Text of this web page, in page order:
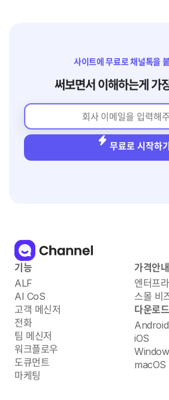
사이트에 무료로 채널톡을
써보면서 이해하는게 가
무료로 시작하기
기능
ALF
AI CoS
고객 메신저
전화
팀 메신저
워크플로우
도큐먼트
마케팅
가격안내
엔터프
스몰 비
다운로드
Android
iOS
macOS